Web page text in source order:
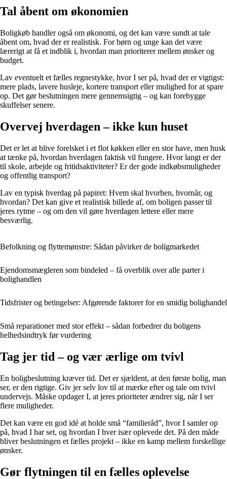
Tal åbent om økonomien
Boligkøb handler også om økonomi, og det kan være sundt at tale
åbent om, hvad der er realistisk. For børn og unge kan det være
lærerigt at få et indblik i, hvordan man prioriterer mellem ønsker og
budget.
Lav eventuelt et fælles regnestykke, hvor I ser på, hvad der er vigtigst:
mere plads, lavere husleje, kortere transport eller mulighed for at spare
op. Det gør beslutningen mere gennemsigtig – og kan forebygge
skuffelser senere.
Overvej hverdagen – ikke kun huset
Det er let at blive forelsket i et flot køkken eller en stor have, men husk
at tænke på, hvordan hverdagen faktisk vil fungere. Hvor langt er der
til skole, arbejde og fritidsaktiviteter? Er der gode indkøbsmuligheder
og offentlig transport?
Lav en typisk hverdag på papiret: Hvem skal hvorhen, hvornår, og
hvordan? Det kan give et realistisk billede af, om boligen passer til
jeres rytme – og om den vil gøre hverdagen lettere eller mere
besværlig.
Befolkning og flyttemønstre: Sådan påvirker de boligmarkedet
Ejendomsmægleren som bindeled – få overblik over alle parter i
bolighandlen
Tidsfrister og betingelser: Afgørende faktorer for en smidig bolighandel
Små reparationer med stor effekt – sådan forbedrer du boligens
helhedsindtryk før vurdering
Tag jer tid – og vær ærlige om tvivl
En boligbeslutning kræver tid. Det er sjældent, at den første bolig, man
ser, er den rigtige. Giv jer selv lov til at mærke efter og tale om tvivl
undervejs. Måske opdager I, at jeres prioriteter ændrer sig, når I ser
flere muligheder.
Det kan være en god idé at holde små “familieråd”, hvor I samler op
på, hvad I har set, og hvordan I hver især oplevede det. På den måde
bliver beslutningen et fælles projekt – ikke en kamp mellem forskellige
ønsker.
Gør flytningen til en fælles oplevelse